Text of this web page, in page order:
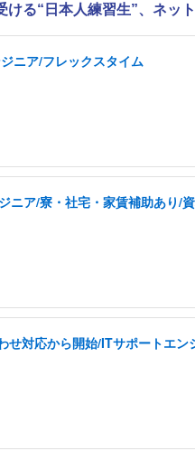
ける“日本人練習生”、ネッ
ニア/フレックスタイム
ニア/寮・社宅・家賃補助あり/
対応から開始/ITサポートエン